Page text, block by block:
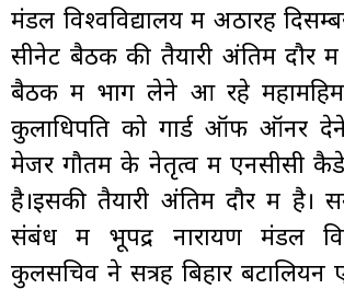
मंडल विश्वविद्यालय में अठारह
सीनेट बैठक की तैयारी अंतिम दौर
बैठक में भाग लेने आ रहे महामहिम
कुलाधिपति को गार्ड ऑफ ऑनर देने
मेजर गौतम के नेतृत्व में एनसीसी
है।इसकी तैयारी अंतिम दौर में है।
संबंध में भूपेंद्र नारायण मंडल
कुलसचिव ने सत्रह बिहार बटालियन